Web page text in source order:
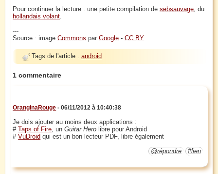
Pour continuer la lecture : une petite compilation desebsauvage, du
hollandais volant.
---
Source : imageCommons parGoogle -CC BY
Tags de l'article :android
1 commentaire
OranginaRouge - 06/11/2012 à 10:40:38
Je dois ajouter au moins deux applications :
#Taps of Fire , unGuitar Hero libre pour Android
#VuDroid qui est un bon lecteur PDF, libre également
@répondre
#lien